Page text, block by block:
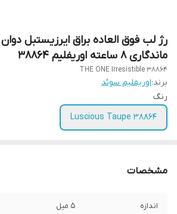
رژ لب فوق العاده براق ایرزیستبل
ماندگاری 8 ساعته اوریفلیم 38864
THE ONE Irresistible 38864
برند:اوریفلیم سوئد
رنگ
Luscious Taupe 38864
مشخصات
اندازه 5 میل